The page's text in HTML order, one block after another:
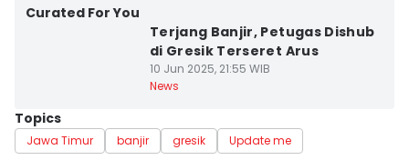
Curated For You
Terjang Banjir, Petugas Dishub
di Gresik Terseret Arus
10 Jun 2025, 21:55 WIB
News
Topics
Jawa Timur banjir gresik Update me